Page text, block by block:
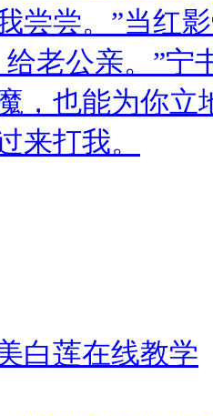
尝尝。”当红
给老公亲。”
也能为你立
来打我。
白莲在线教学